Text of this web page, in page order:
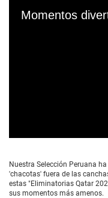
e
c
o
n
Nuestra Selección Peruana
'chacotas' fuera de las
estas "Eliminatorias Qatar
sus momentos más amenos.